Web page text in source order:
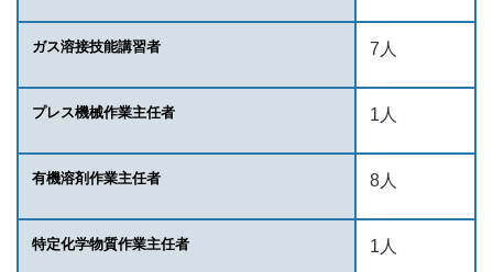
ガス溶接技能講習者 7人
プレス機械作業主任者 1人
有機溶剤作業主任者 8人
特定化学物質作業主任者 1人